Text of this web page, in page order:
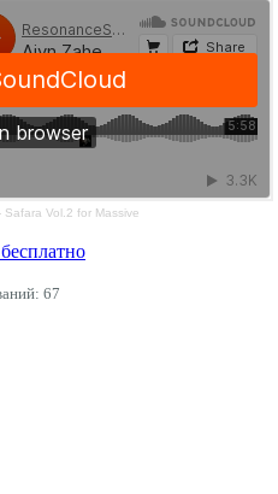
Vol.2 for Massive
67